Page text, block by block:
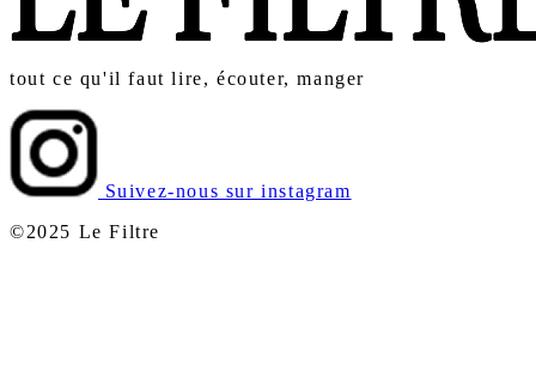
tout ce qu'il faut lire, écouter, manger
Suivez-nous sur instagram
©2025 Le Filtre